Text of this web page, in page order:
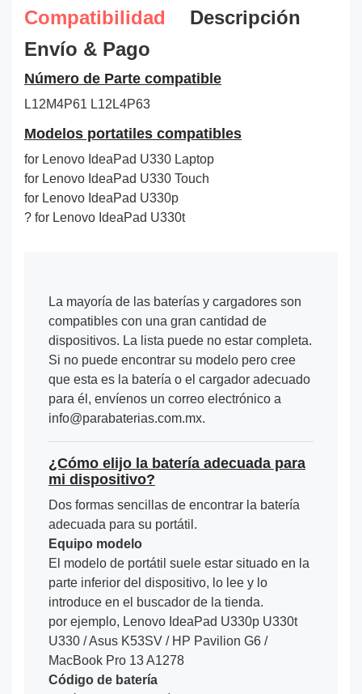
Compatibilidad
Descripción
Envío & Pago
Número de Parte compatible
L12M4P61 L12L4P63
Modelos portatiles compatibles
for Lenovo IdeaPad U330 Laptop
for Lenovo IdeaPad U330 Touch
for Lenovo IdeaPad U330p
? for Lenovo IdeaPad U330t
La mayoría de las baterías y cargadores son
compatibles con una gran cantidad de
dispositivos. La lista puede no estar completa.
Si no puede encontrar su modelo pero cree
que esta es la batería o el cargador adecuado
para él, envíenos un correo electrónico a
info@parabaterias.com.mx.
¿Cómo elijo la batería adecuada para
mi dispositivo?
Dos formas sencillas de encontrar la batería
adecuada para su portátil.
Equipo modelo
El modelo de portátil suele estar situado en la
parte inferior del dispositivo, lo lee y lo
introduce en el buscador de la tienda.
por ejemplo, Lenovo IdeaPad U330p U330t
U330 / Asus K53SV / HP Pavilion G6 /
MacBook Pro 13 A1278
Código de batería